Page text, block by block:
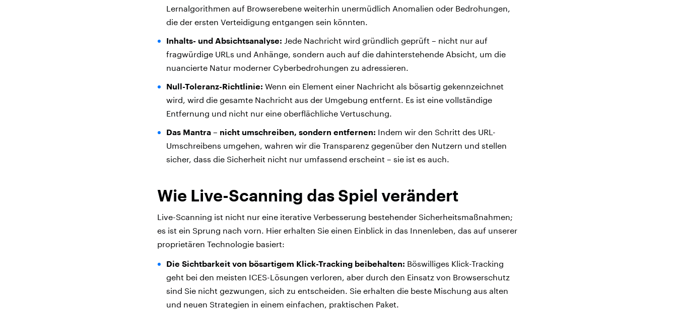
Lernalgorithmen auf Browserebene weiterhin unermüdlich Anomalien oder Bedrohungen,
die der ersten Verteidigung entgangen sein könnten.
Inhalts- und Absichtsanalyse: Jede Nachricht wird gründlich geprüft – nicht nur auf
fragwürdige URLs und Anhänge, sondern auch auf die dahinterstehende Absicht, um die
nuancierte Natur moderner Cyberbedrohungen zu adressieren.
Null-Toleranz-Richtlinie: Wenn ein Element einer Nachricht als bösartig gekennzeichnet
wird, wird die gesamte Nachricht aus der Umgebung entfernt. Es ist eine vollständige
Entfernung und nicht nur eine oberflächliche Vertuschung.
Das Mantra – nicht umschreiben, sondern entfernen: Indem wir den Schritt des URL-
Umschreibens umgehen, wahren wir die Transparenz gegenüber den Nutzern und stellen
sicher, dass die Sicherheit nicht nur umfassend erscheint – sie ist es auch.
Wie Live-Scanning das Spiel verändert
Live-Scanning ist nicht nur eine iterative Verbesserung bestehender Sicherheitsmaßnahmen;
es ist ein Sprung nach vorn. Hier erhalten Sie einen Einblick in das Innenleben, das auf unserer
proprietären Technologie basiert:
Die Sichtbarkeit von bösartigem Klick-Tracking beibehalten: Böswilliges Klick-Tracking
geht bei den meisten ICES-Lösungen verloren, aber durch den Einsatz von Browserschutz
sind Sie nicht gezwungen, sich zu entscheiden. Sie erhalten die beste Mischung aus alten
und neuen Strategien in einem einfachen, praktischen Paket.